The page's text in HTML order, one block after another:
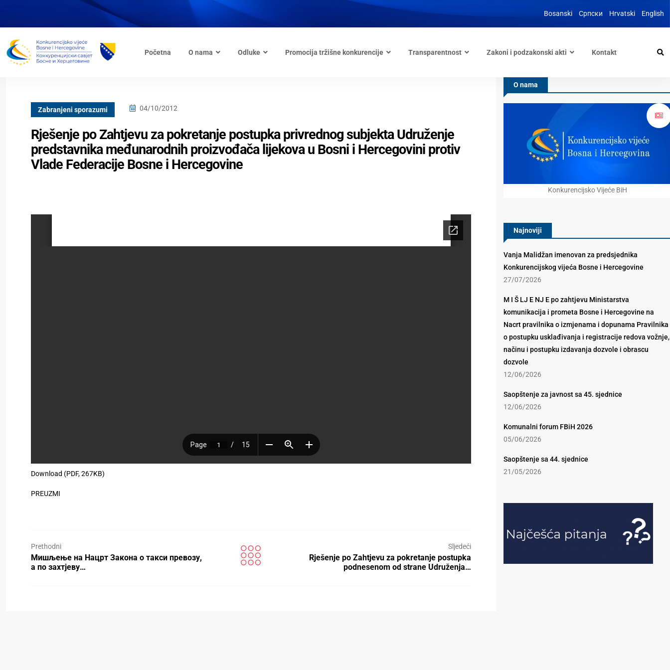
Bosanski Српски Hrvatski English
Početna O nama Odluke Promocija tržišne konkurencije Transparentnost Zakoni i podzakonski akti Kontakt
Zabranjeni sporazumi 04/10/2012
Rješenje po Zahtjevu za pokretanje postupka privrednog subjekta Udruženje
predstavnika međunarodnih proizvođača lijekova u Bosni i Hercegovini protiv
Vlade Federacije Bosne i Hercegovine
Download (PDF, 267KB)
PREUZMI
Prethodni
Мишљење на Нацрт Закона о такси превозу,
а по захтјеву…
Sljedeći
Rješenje po Zahtjevu za pokretanje postupka
podnesenom od strane Udruženja…
O nama
Konkurencijsko Vijeće BiH
Najnoviji
Vanja Malidžan imenovan za predsjednika
Konkurencijskog vijeća Bosne i Hercegovine
27/07/2026
M I Š LJ E NJ E po zahtjevu Ministarstva
komunikacija i prometa Bosne i Hercegovine na
Nacrt pravilnika o izmjenama i dopunama Pravilnika
o postupku usklađivanja i registracije redova vožnje,
načinu i postupku izdavanja dozvole i obrascu
dozvole
12/06/2026
Saopštenje za javnost sa 45. sjednice
12/06/2026
Komunalni forum FBiH 2026
05/06/2026
Saopštenje sa 44. sjednice
21/05/2026